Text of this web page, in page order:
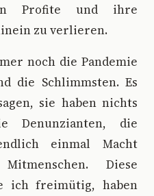
Profite und ihre
zu verlieren.
noch die Pandemie
die Schlimmsten. Es
sie haben nichts
Denunzianten, die
einmal Macht
Diese
ich freimütig, haben